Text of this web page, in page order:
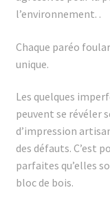
l’environnement. .
Chaque paréo
unique.
Les quelques
peuvent se révéler
d’impression
des défauts. C’est
parfaites qu’elles
bloc de bois.